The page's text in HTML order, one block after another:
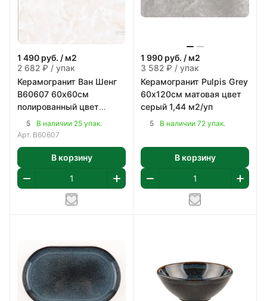
1 490 руб. / м2
2 682 ₽ / упак
Керамогранит Ван Шенг
В60607 60х60см
полированный цвет
бежево-коричневый 1,8
м2/уп
5
В наличии 25 упак.
Арт. В60607
В корзину
1 990 руб. / м2
3 582 ₽ / упак
Керамогранит Pulpis Grey
60х120см матовая цвет
серый 1,44 м2/уп
5 В наличии 72 упак.
В корзину